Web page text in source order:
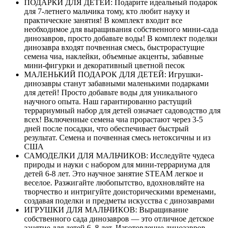
ПОДАРКИ ДЛЯ ДЕТЕЙ: Подарите идеальный подарок
для 7-летнего мальчика тому, кто любит науку и
практические занятия! В комплект входит все
необходимое для выращивания собственного мини-сада
динозавров, просто добавьте воды! В комплект поделки
динозавра входят почвенная смесь, быстрорастущие
семена чиа, наклейки, объемные акценты, забавные
мини-фигурки и декоративный цветной песок
МАЛЕНЬКИЙ ПОДАРОК ​​ДЛЯ ДЕТЕЙ: Игрушки-
динозавры станут забавными маленькими подарками
для детей! Просто добавьте воды для уникального
научного опыта. Наш гарантированно растущий
террариумный набор для детей означает садоводство для
всех! Включенные семена чиа прорастают через 3-5
дней после посадки, что обеспечивает быстрый
результат. Семена и почвенная смесь нетоксичны и из
США
САМОДЕЛКИ ДЛЯ МАЛЬЧИКОВ: Исследуйте чудеса
природы и науки с набором для мини-террариума для
детей 6-8 лет. Это научное занятие STEAM легкое и
веселое. Разжигайте любопытство, вдохновляйте на
творчество и интригуйте доисторическими временами,
создавая поделки и предметы искусства с динозаврами
ИГРУШКИ ДЛЯ МАЛЬЧИКОВ: Выращивание
собственного сада динозавров — это отличное детское